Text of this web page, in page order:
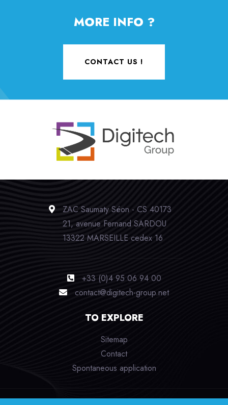
MORE INFO ?
CONTACT US !
ZAC Saumaty Séon - CS 40173
21, avenue Fernand SARDOU
13322 MARSEILLE cedex 16
+33 (0)4 95 06 94 00
contact@digitech-group.net
TO EXPLORE
Sitemap
Contact
Spontaneous application